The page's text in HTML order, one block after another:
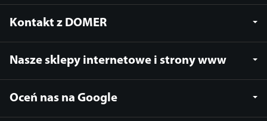
Kontakt z DOMER
Nasze sklepy internetowe i strony www
Oceń nas na Google